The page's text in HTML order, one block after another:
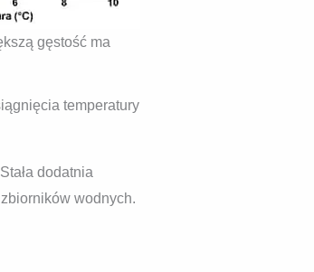
gęstość ma
temperatury
dodatnia
wodnych.